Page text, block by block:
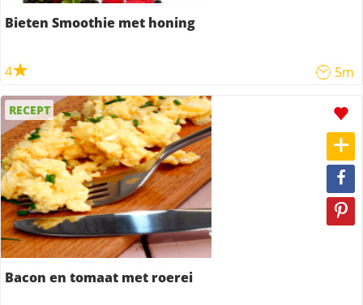
Bieten Smoothie met honing
4 5m
RECEPT
Bacon en tomaat met roerei